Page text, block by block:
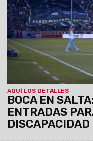
AQUÍ LOS DETALLES
BOCA EN
ENTRADAS
DISCAPACIDAD
Athletico Paranaense de